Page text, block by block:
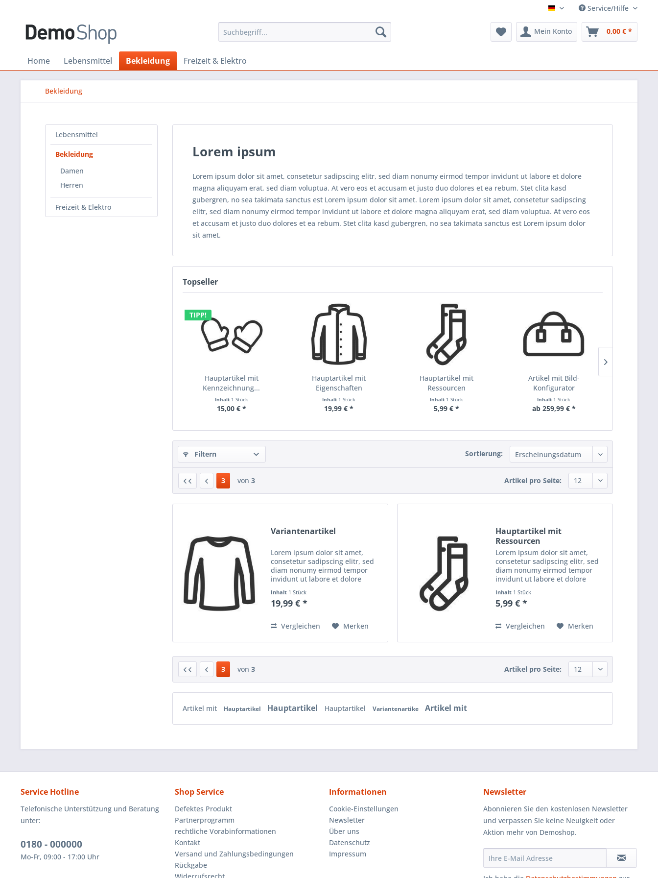
DemoshopService/Hilfe
Mein Konto 0,00 € *
Home Lebensmittel Bekleidung Freizeit & Elektro
Bekleidung
Lebensmittel
Bekleidung
Damen
Herren
Freizeit & Elektro
Lorem ipsum
Lorem ipsum dolor sit amet, consetetur sadipscing elitr, sed diam nonumy eirmod tempor invidunt ut labore et dolore
magna aliquyam erat, sed diam voluptua. At vero eos et accusam et justo duo dolores et ea rebum. Stet clita kasd
gubergren, no sea takimata sanctus est Lorem ipsum dolor sit amet. Lorem ipsum dolor sit amet, consetetur sadipscing
elitr, sed diam nonumy eirmod tempor invidunt ut labore et dolore magna aliquyam erat, sed diam voluptua. At vero eos
et accusam et justo duo dolores et ea rebum. Stet clita kasd gubergren, no sea takimata sanctus est Lorem ipsum dolor
sit amet.
Topseller
TIPP!
Hauptartikel mit
Kennzeichnung...
Inhalt 1 Stück
15,00 € *
Hauptartikel mit
Eigenschaften
Inhalt 1 Stück
19,99 € *
Hauptartikel mit
Ressourcen
Inhalt 1 Stück
5,99 € *
Artikel mit Bild-
Konfigurator
Inhalt 1 Stück
ab 259,99 € *
Filtern Sortierung:
3 von 3 Artikel pro Seite:
Variantenartikel
Lorem ipsum dolor sit amet,
consetetur sadipscing elitr, sed
diam nonumy eirmod tempor
invidunt ut labore et dolore
voluptua. At vero eos et accusam
et justo duo dolores et ea rebum.
Inhalt 1 Stück
19,99 € *
Vergleichen Merken
Hauptartikel mit
Ressourcen
Lorem ipsum dolor sit amet,
consetetur sadipscing elitr, sed
diam nonumy eirmod tempor
invidunt ut labore et dolore
voluptua. At vero eos et accusam
et justo duo dolores et ea rebum.
Inhalt 1 Stück
5,99 € *
Vergleichen Merken
3 von 3 Artikel pro Seite:
Artikel mit Hauptartikel Hauptartikel Hauptartikel Variantenartike Artikel mit
Service Hotline
Telefonische Unterstützung und Beratung
unter:
0180 - 000000
Mo-Fr, 09:00 - 17:00 Uhr
Shop Service
Defektes Produkt
Partnerprogramm
rechtliche Vorabinformationen
Kontakt
Versand und Zahlungsbedingungen
Rückgabe
Informationen
Cookie-Einstellungen
Newsletter
Über uns
Datenschutz
Impressum
Newsletter
Abonnieren Sie den kostenlosen Newsletter
und verpassen Sie keine Neuigkeit oder
Aktion mehr von Demoshop.